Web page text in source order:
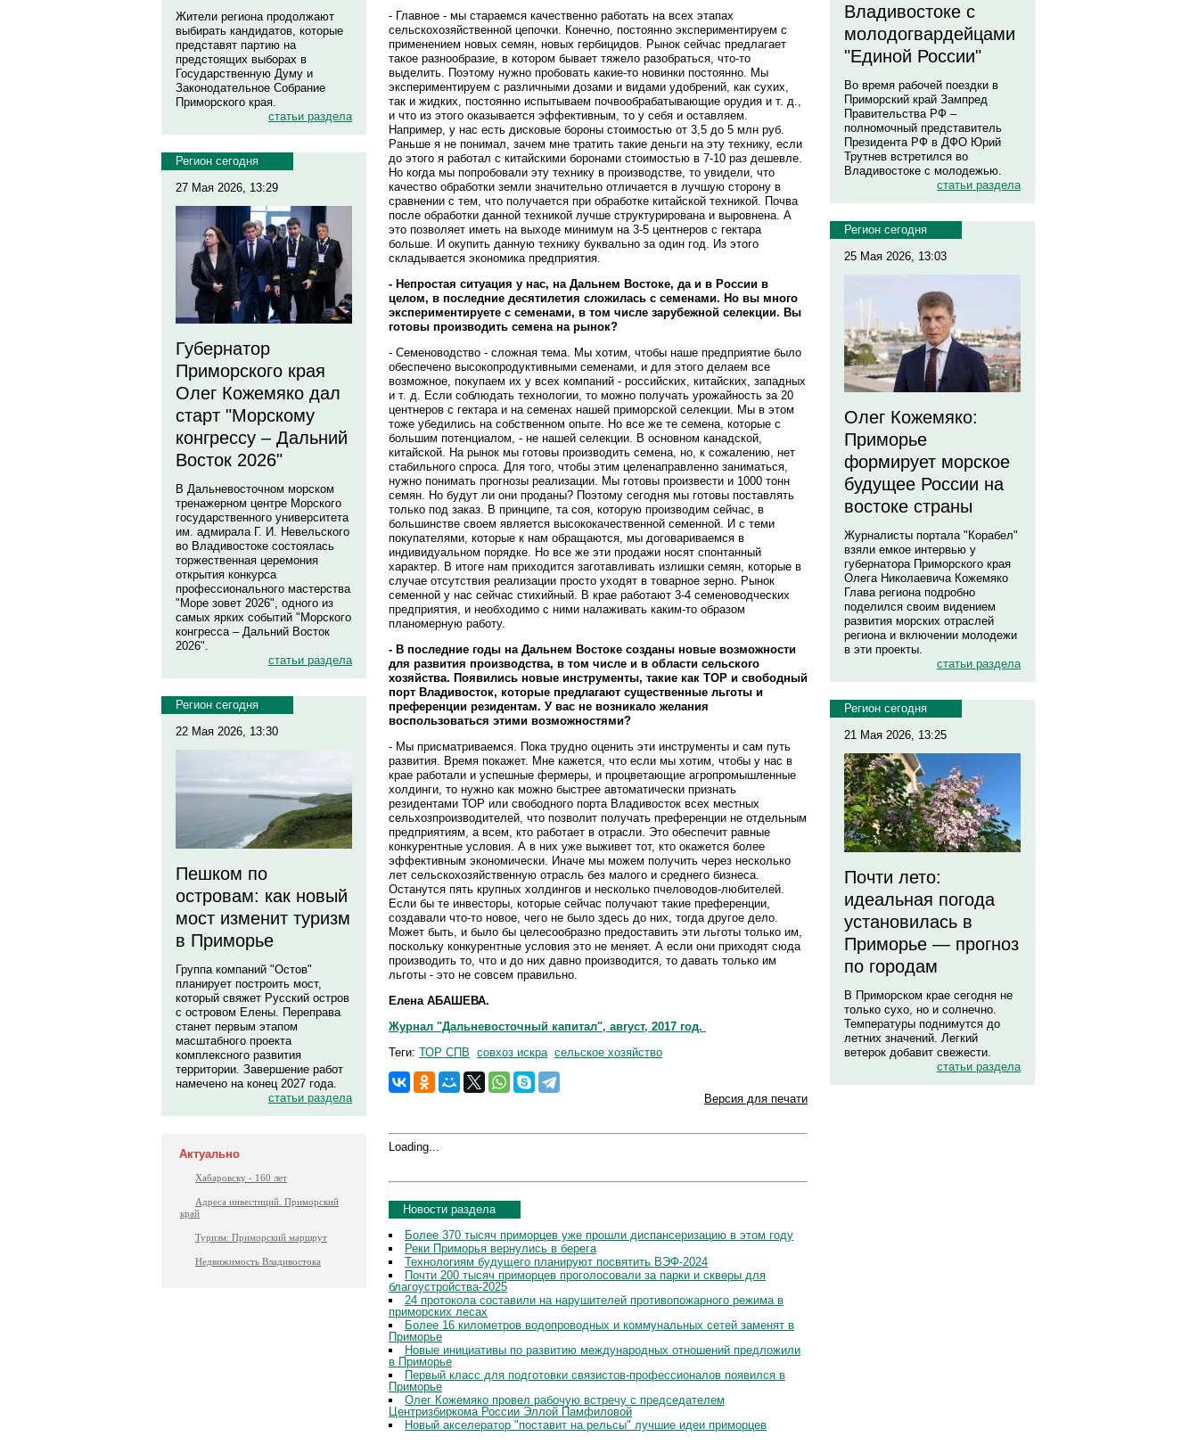
Жители региона продолжают
выбирать кандидатов, которые
представят партию на
предстоящих выборах в
Государственную Думу и
Законодательное Собрание
Приморского края.
статьи раздела
Регион сегодня
27 Мая 2026, 13:29
Губернатор
Приморского края
Олег Кожемяко дал
старт "Морскому
конгрессу – Дальний
Восток 2026"
В Дальневосточном морском
тренажерном центре Морского
государственного университета
им. адмирала Г. И. Невельского
во Владивостоке состоялась
торжественная церемония
открытия конкурса
профессионального мастерства
"Море зовет 2026", одного из
самых ярких событий "Морского
конгресса – Дальний Восток
2026".
статьи раздела
Регион сегодня
22 Мая 2026, 13:30
Пешком по
островам: как новый
мост изменит туризм
в Приморье
Группа компаний "Остов"
планирует построить мост,
который свяжет Русский остров
с островом Елены. Переправа
станет первым этапом
масштабного проекта
комплексного развития
территории. Завершение работ
намечено на конец 2027 года.
статьи раздела
Актуально
Хабаровску - 160 лет
Адреса инвестиций. Приморский
край
Туризм: Приморский маршрут
Недвижимость Владивостока
- Главное - мы стараемся качественно работать на всех этапах
сельскохозяйственной цепочки. Конечно, постоянно экспериментируем с
применением новых семян, новых гербицидов. Рынок сейчас предлагает
такое разнообразие, в котором бывает тяжело разобраться, что-то
выделить. Поэтому нужно пробовать какие-то новинки постоянно. Мы
экспериментируем с различными дозами и видами удобрений, как сухих,
так и жидких, постоянно испытываем почвообрабатывающие орудия и т. д.,
и что из этого оказывается эффективным, то у себя и оставляем.
Например, у нас есть дисковые бороны стоимостью от 3,5 до 5 млн руб.
Раньше я не понимал, зачем мне тратить такие деньги на эту технику, если
до этого я работал с китайскими боронами стоимостью в 7-10 раз дешевле.
Но когда мы попробовали эту технику в производстве, то увидели, что
качество обработки земли значительно отличается в лучшую сторону в
сравнении с тем, что получается при обработке китайской техникой. Почва
после обработки данной техникой лучше структурирована и выровнена. А
это позволяет иметь на выходе минимум на 3-5 центнеров с гектара
больше. И окупить данную технику буквально за один год. Из этого
складывается экономика предприятия.
- Непростая ситуация у нас, на Дальнем Востоке, да и в России в
целом, в последние десятилетия сложилась с семенами. Но вы много
экспериментируете с семенами, в том числе зарубежной селекции. Вы
готовы производить семена на рынок?
- Семеноводство - сложная тема. Мы хотим, чтобы наше предприятие было
обеспечено высокопродуктивными семенами, и для этого делаем все
возможное, покупаем их у всех компаний - российских, китайских, западных
и т. д. Если соблюдать технологии, то можно получать урожайность за 20
центнеров с гектара и на семенах нашей приморской селекции. Мы в этом
тоже убедились на собственном опыте. Но все же те семена, которые с
большим потенциалом, - не нашей селекции. В основном канадской,
китайской. На рынок мы готовы производить семена, но, к сожалению, нет
стабильного спроса. Для того, чтобы этим целенаправленно заниматься,
нужно понимать прогнозы реализации. Мы готовы произвести и 1000 тонн
семян. Но будут ли они проданы? Поэтому сегодня мы готовы поставлять
только под заказ. В принципе, та соя, которую производим сейчас, в
большинстве своем является высококачественной семенной. И с теми
покупателями, которые к нам обращаются, мы договариваемся в
индивидуальном порядке. Но все же эти продажи носят спонтанный
характер. В итоге нам приходится заготавливать излишки семян, которые в
случае отсутствия реализации просто уходят в товарное зерно. Рынок
семенной у нас сейчас стихийный. В крае работают 3-4 семеноводческих
предприятия, и необходимо с ними налаживать каким-то образом
планомерную работу.
- В последние годы на Дальнем Востоке созданы новые возможности
для развития производства, в том числе и в области сельского
хозяйства. Появились новые инструменты, такие как ТОР и свободный
порт Владивосток, которые предлагают существенные льготы и
преференции резидентам. У вас не возникало желания
воспользоваться этими возможностями?
- Мы присматриваемся. Пока трудно оценить эти инструменты и сам путь
развития. Время покажет. Мне кажется, что если мы хотим, чтобы у нас в
крае работали и успешные фермеры, и процветающие агропромышленные
холдинги, то нужно как можно быстрее автоматически признать
резидентами ТОР или свободного порта Владивосток всех местных
сельхозпроизводителей, что позволит получать преференции не отдельным
предприятиям, а всем, кто работает в отрасли. Это обеспечит равные
конкурентные условия. А в них уже выживет тот, кто окажется более
эффективным экономически. Иначе мы можем получить через несколько
лет сельскохозяйственную отрасль без малого и среднего бизнеса.
Останутся пять крупных холдингов и несколько пчеловодов-любителей.
Если бы те инвесторы, которые сейчас получают такие преференции,
создавали что-то новое, чего не было здесь до них, тогда другое дело.
Может быть, и было бы целесообразно предоставить эти льготы только им,
поскольку конкурентные условия это не меняет. А если они приходят сюда
производить то, что и до них давно производится, то давать только им
льготы - это не совсем правильно.
Елена АБАШЕВА.
Журнал "Дальневосточный капитал", август, 2017 год.
Теги: ТОР СПВ совхоз искра сельское хозяйство
Версия для печати
Loading...
Новости раздела
Более 370 тысяч приморцев уже прошли диспансеризацию в этом году
Реки Приморья вернулись в берега
Технологиям будущего планируют посвятить ВЭФ-2024
Почти 200 тысяч приморцев проголосовали за парки и скверы для
благоустройства-2025
24 протокола составили на нарушителей противопожарного режима в
приморских лесах
Более 16 километров водопроводных и коммунальных сетей заменят в
Приморье
Новые инициативы по развитию международных отношений предложили
в Приморье
Первый класс для подготовки связистов-профессионалов появился в
Приморье
Олег Кожемяко провел рабочую встречу с председателем
Центризбиркома России Эллой Памфиловой
Новый акселератор "поставит на рельсы" лучшие идеи приморцев
Владивостоке с
молодогвардейцами
"Единой России"
Во время рабочей поездки в
Приморский край Зампред
Правительства РФ –
полномочный представитель
Президента РФ в ДФО Юрий
Трутнев встретился во
Владивостоке с молодежью.
статьи раздела
Регион сегодня
25 Мая 2026, 13:03
Олег Кожемяко:
Приморье
формирует морское
будущее России на
востоке страны
Журналисты портала "Корабел"
взяли емкое интервью у
губернатора Приморского края
Олега Николаевича Кожемяко
Глава региона подробно
поделился своим видением
развития морских отраслей
региона и включении молодежи
в эти проекты.
статьи раздела
Регион сегодня
21 Мая 2026, 13:25
Почти лето:
идеальная погода
установилась в
Приморье — прогноз
по городам
В Приморском крае сегодня не
только сухо, но и солнечно.
Температуры поднимутся до
летних значений. Легкий
ветерок добавит свежести.
статьи раздела